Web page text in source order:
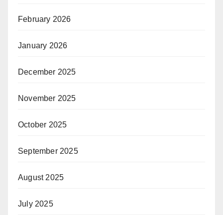
February 2026
January 2026
December 2025
November 2025
October 2025
September 2025
August 2025
July 2025